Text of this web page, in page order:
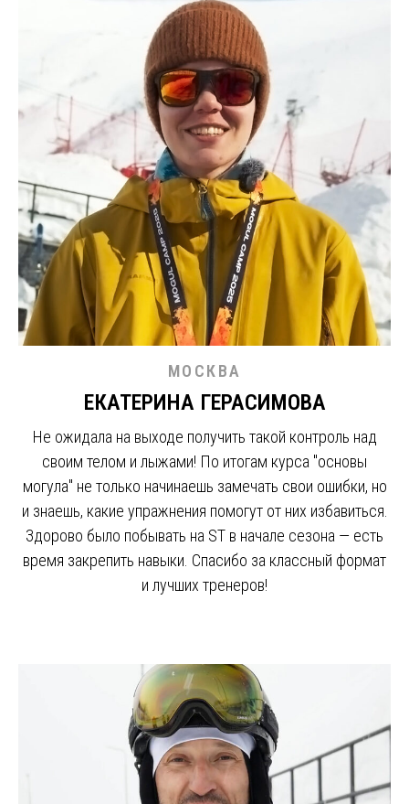
МОСКВА
ЕКАТЕРИНА ГЕРАСИМОВА
Не ожидала на выходе получить такой контроль над
своим телом и лыжами! По итогам курса "основы
могула" не только начинаешь замечать свои ошибки, но
и знаешь, какие упражнения помогут от них избавиться.
Здорово было побывать на ST в начале сезона — есть
время закрепить навыки. Спасибо за классный формат
и лучших тренеров!